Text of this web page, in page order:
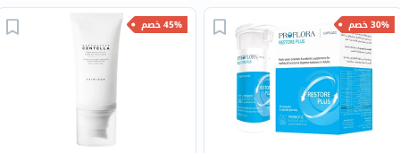
30% خصم 45% خصم